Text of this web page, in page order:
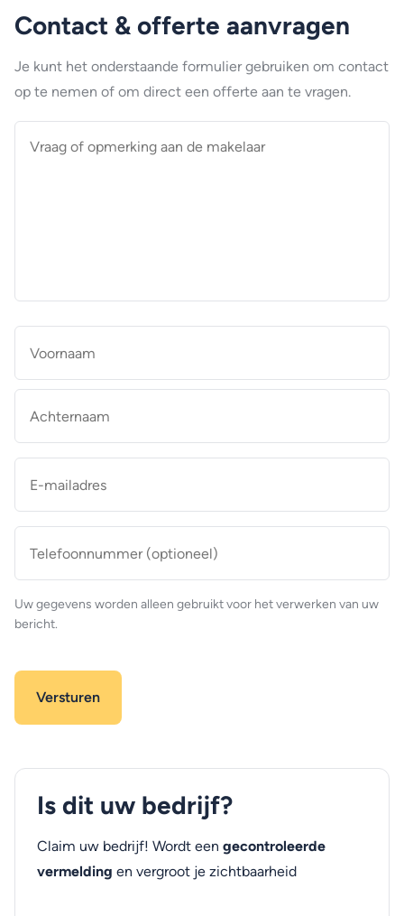
Contact & offerte aanvragen
Je kunt het onderstaande formulier gebruiken om contact
op te nemen of om direct een offerte aan te vragen.
mailadres *
(optioneel)
Uw gegevens worden alleen gebruikt voor het verwerken van uw
bericht.
Is dit uw bedrijf?
Claim uw bedrijf! Wordt een gecontroleerde
vermelding en vergroot je zichtbaarheid